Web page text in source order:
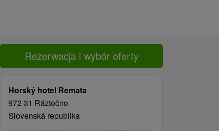
Rezerwacja i wybór oferty
Horský hotel Remata
972 31 Ráztočno
Slovenská republika